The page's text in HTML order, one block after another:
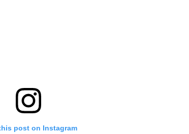
post on Instagram